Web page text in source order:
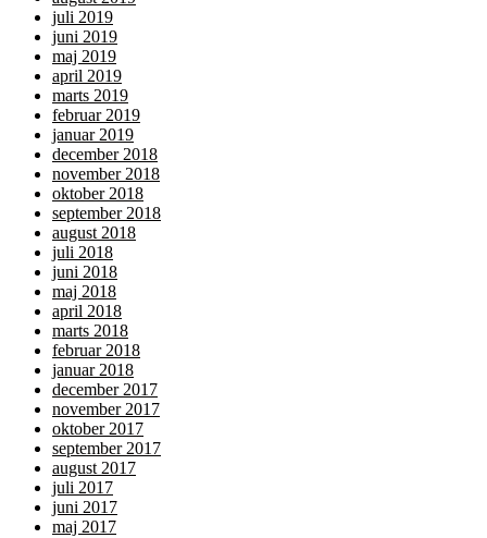
juli 2019
juni 2019
maj 2019
april 2019
marts 2019
februar 2019
januar 2019
december 2018
november 2018
oktober 2018
september 2018
august 2018
juli 2018
juni 2018
maj 2018
april 2018
marts 2018
februar 2018
januar 2018
december 2017
november 2017
oktober 2017
september 2017
august 2017
juli 2017
juni 2017
maj 2017